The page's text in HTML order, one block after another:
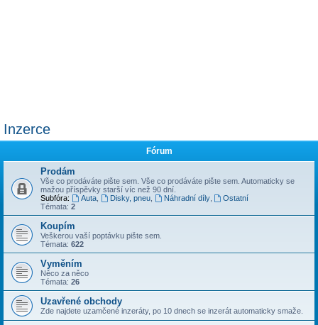
Inzerce
Fórum
Prodám
Vše co prodáváte pište sem. Vše co prodáváte pište sem. Automaticky se
mažou příspěvky starší víc než 90 dní.
Subfóra:
Auta, Disky, pneu, Náhradní díly,
Ostatní
Témata: 2
Koupím
Veškerou vaší poptávku pište sem.
Témata: 622
Vyměním
Něco za něco
Témata: 26
Uzavřené obchody
Zde najdete uzamčené inzeráty, po 10 dnech se inzerát automaticky smaže.